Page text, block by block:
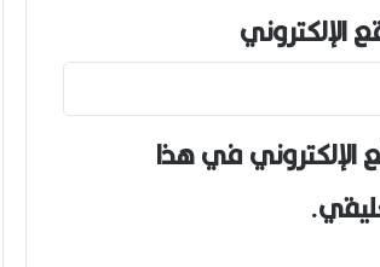
الإلكتروني
الإلكتروني في هذا